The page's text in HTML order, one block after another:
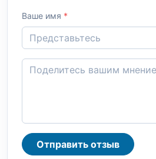
Ваше имя *
Отправить отзыв